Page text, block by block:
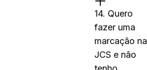
14. Quero
fazer uma
marcação na
JCS e não